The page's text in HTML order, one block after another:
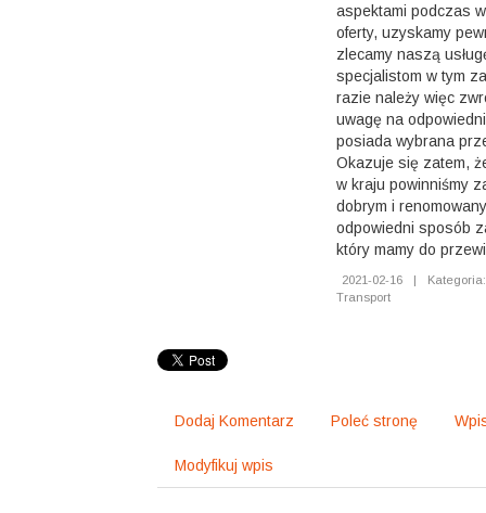
aspektami podczas
oferty, uzyskamy
zlecamy naszą
specjalistom w tym
razie należy więc
uwagę na
posiada wybrana
Okazuje się zatem,
w kraju powinniśmy
dobrym i
odpowiedni sposób
który mamy do
2021-02-16 |
Transport
Dodaj Komentarz Poleć stronę
Modyfikuj wpis